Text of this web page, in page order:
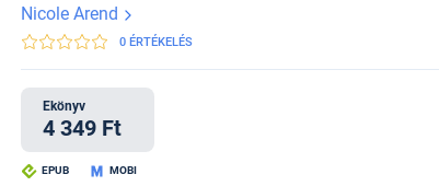
Nicole Arend
0 ÉRTÉKELÉS
Ekönyv
4 349 Ft
EPUB MOBI